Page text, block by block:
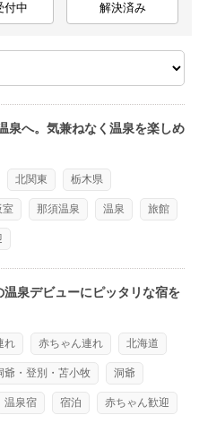
付中 解決済み
泉へ。気兼ねなく温泉を楽しめ
北関東 栃木県
室 那須温泉 温泉 旅館
泉デビューにピッタリな宿を
れ 赤ちゃん連れ 北海道
爺・登別・苫小牧 洞爺
温泉宿 宿泊 赤ちゃん歓迎